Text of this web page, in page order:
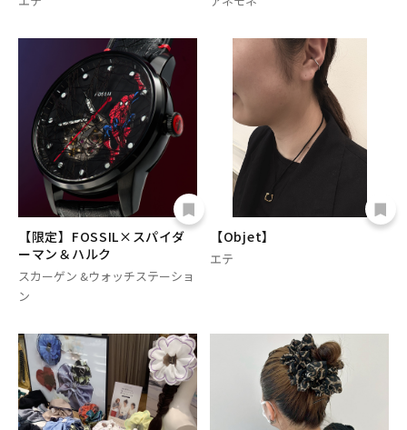
【限定】FOSSIL×スパイダ
ーマン＆ハルク
スカーゲン &ウォッチステーショ
ン
【Objet】
エテ